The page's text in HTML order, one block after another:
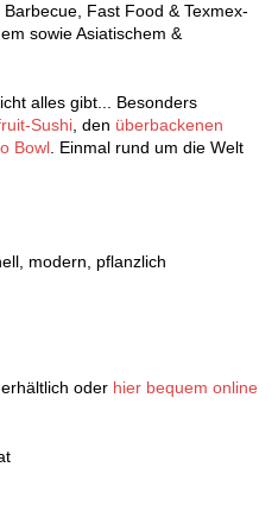
Fast Food & Texmex-
sowie Asiatischem &
alles gibt... Besonders
Sushi, den überbackenen
Bowl. Einmal rund um die Welt
modern, pflanzlich
oder hier bequem online